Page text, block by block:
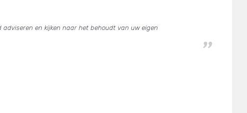
en kijken naar het behoudt van uw eigen